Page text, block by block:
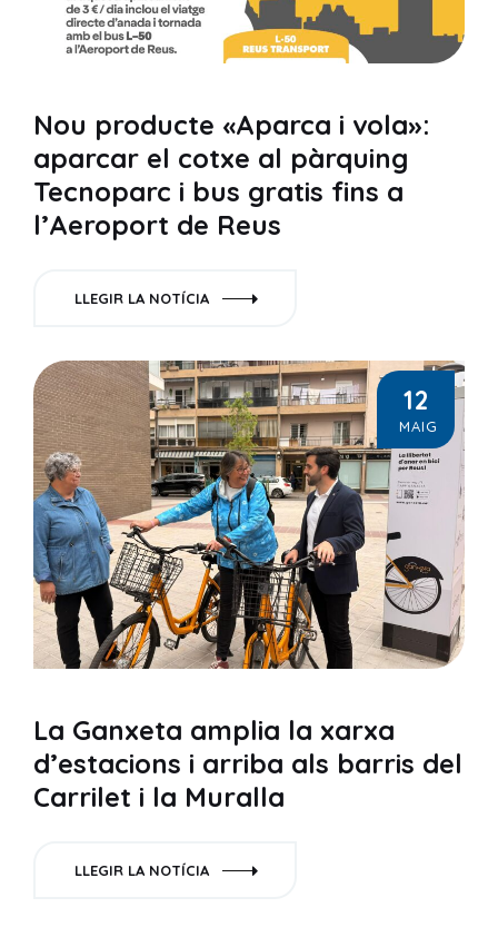
Nou producte «Aparca i vola»:
aparcar el cotxe al pàrquing
Tecnoparc i bus gratis fins a
l’Aeroport de Reus
LLEGIR LA NOTÍCIA
12
MAIG
La Ganxeta amplia la xarxa
d’estacions i arriba als barris del
Carrilet i la Muralla
LLEGIR LA NOTÍCIA